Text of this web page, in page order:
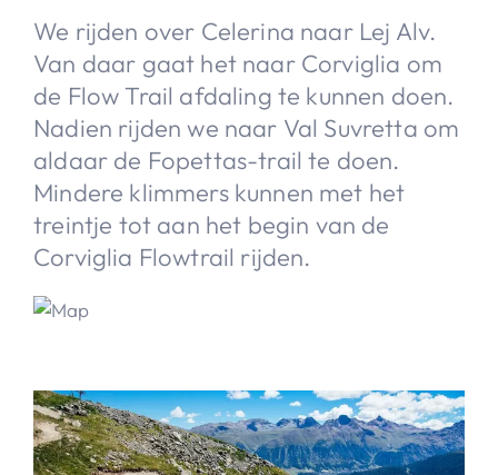
We rijden over Celerina naar Lej Alv.
Van daar gaat het naar Corviglia om
de Flow Trail afdaling te kunnen doen.
Nadien rijden we naar Val Suvretta om
aldaar de Fopettas-trail te doen.
Mindere klimmers kunnen met het
treintje tot aan het begin van de
Corviglia Flowtrail rijden.